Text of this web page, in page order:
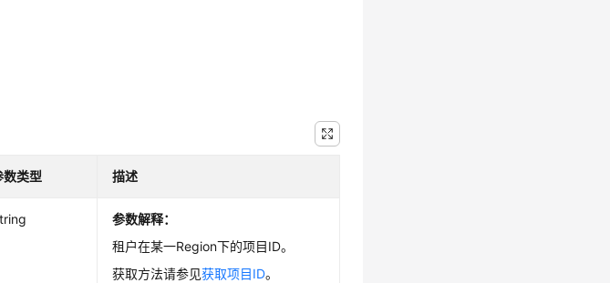
数类型 描述
参数解释：
租户在某一Region下的项目ID。
获取方法请参见获取项目ID。